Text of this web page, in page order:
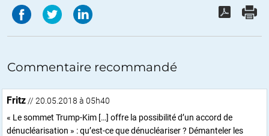
Commentaire recommandé
Fritz // 20.05.2018 à 05h40
« Le sommet Trump-Kim […] offre la possibilité d’un accord de
dénucléarisation » : qu’est-ce que dénucléariser ? Démanteler les